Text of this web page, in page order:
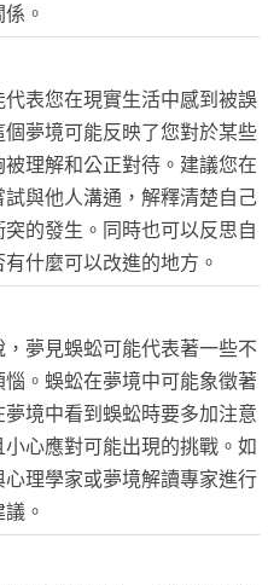
。
表您在現實生活中感到被誤
夢境可能反映了您對於某些
理解和公正對待。建議您在
與他人溝通，解釋清楚自己
的發生。同時也可以反思自
什麼可以改進的地方。
夢見蜈蚣可能代表著一些不
。蜈蚣在夢境中可能象徵著
境中看到蜈蚣時要多加注意
心應對可能出現的挑戰。如
理學家或夢境解讀專家進行
。